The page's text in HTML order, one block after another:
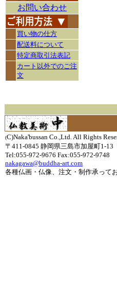
お問い合わせ
買い物の仕方
配送料について
特定商取引法表記
カート以外でのご注
文
(C)Naka'bussan Co.,Ltd. All Rights
〒411-0845 静岡県三島市加屋町1-
Tel:055-972-9676 Fax:055-972-9748
nakagawa@buddha-art.com
各種仏画・仏像、注文・制作承って